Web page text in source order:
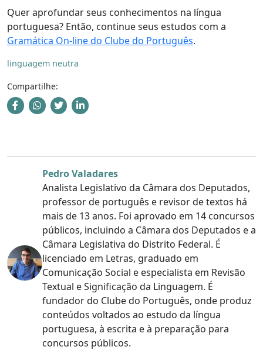
Quer aprofundar seus conhecimentos na língua
portuguesa? Então, continue seus estudos com a
Gramática On-line do Clube do Português.
linguagem neutra
Compartilhe:
Pedro Valadares
Analista Legislativo da Câmara dos Deputados,
professor de português e revisor de textos há
mais de 13 anos. Foi aprovado em 14 concursos
públicos, incluindo a Câmara dos Deputados e a
Câmara Legislativa do Distrito Federal. É
licenciado em Letras, graduado em
Comunicação Social e especialista em Revisão
Textual e Significação da Linguagem. É
fundador do Clube do Português, onde produz
conteúdos voltados ao estudo da língua
portuguesa, à escrita e à preparação para
concursos públicos.